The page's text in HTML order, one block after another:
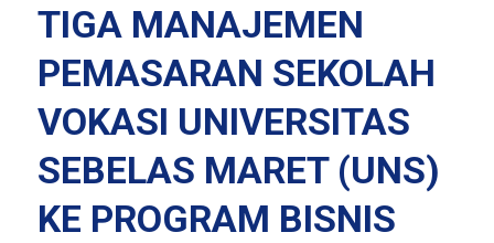
TIGA MANAJEMEN
PEMASARAN SEKOLAH
VOKASI UNIVERSITAS
SEBELAS MARET (UNS)
KE PROGRAM BISNIS